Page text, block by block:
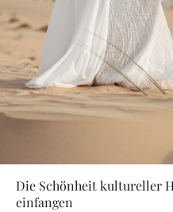
Die Schönheit kultureller
einfangen